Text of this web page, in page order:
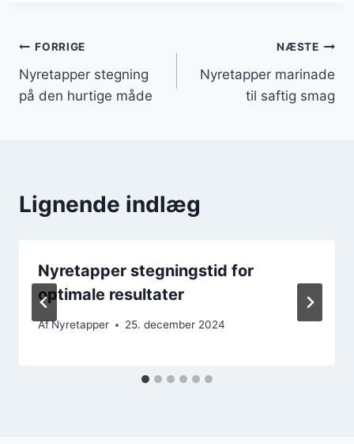
Indlægsnavigation
FORRIGE
Nyretapper stegning
på den hurtige måde
NÆSTE
Nyretapper marinade
til saftig smag
Lignende indlæg
Nyretapper stegningstid for
optimale resultater
AfNyretapper 25. december 2024